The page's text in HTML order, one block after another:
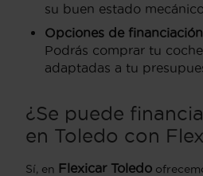
su buen estado
Opciones de
Podrás comprar tu
adaptadas a tu
¿Se puede
en Toledo con
Sí, en Flexicar Toledo